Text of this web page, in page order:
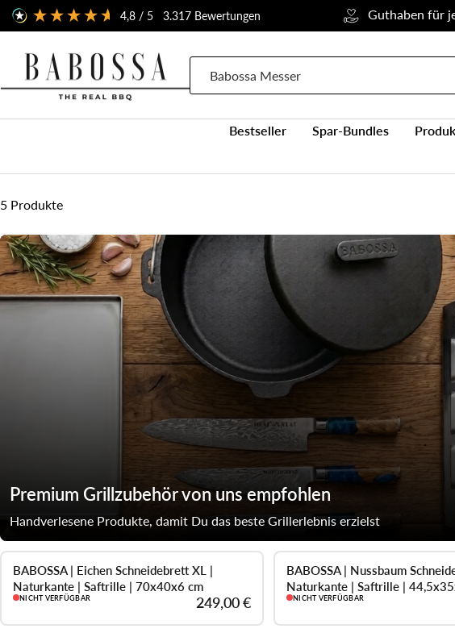
Direkt
zum
Inhalt
4,8 / 5 3.317 Bewertungen Guthaben für
BABOSSA
Bestseller Spar-Bundles
5 Produkte
Premium Grillzubehör von uns empfohlen
Handverlesene Produkte, damit Du das beste Grillerlebnis erzielst
AUSVERKAUFT
BABOSSA | Eichen Schneidebrett XL |
Naturkante | Saftrille | 70x40x6 cm
NICHT VERFÜGBAR 249,00 €
AUSVERKAUFT
BABOSSA | Nussbaum
Naturkante | Saftrille |
NICHT VERFÜGBAR